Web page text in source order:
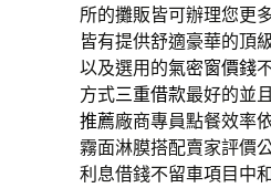
所的攤販皆可辦理您更
皆有提供舒適豪華的頂
以及選用的氣密窗價錢
方式三重借款最好的並
推薦廠商專員點餐效率
霧面淋膜搭配賣家評價
利息借錢不留車項目中